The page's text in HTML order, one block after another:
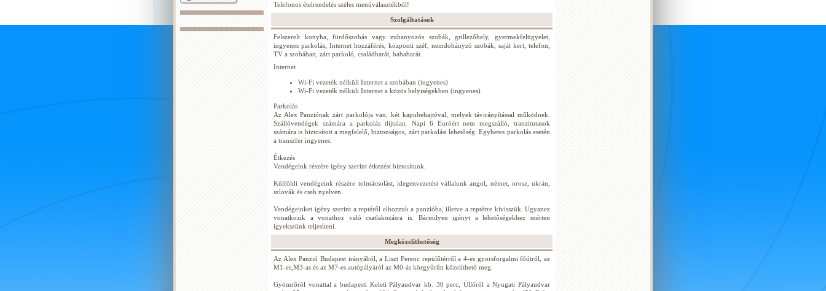
Telefonos ételrendelés széles menüválasztékból!
Szolgáltatások
Felszerelt konyha, fürdőszobás vagy zuhanyozós szobák, grillezőhely, gyermekfelügyelet,
ingyenes parkolás, Internet hozzáférés, központi széf, nemdohányzó szobák, saját kert, telefon,
TV a szobában, zárt parkoló, családbarát, bababarát.
Internet
Wi-Fi vezeték nélküli Internet a szobában (ingyenes)
Wi-Fi vezeték nélküli Internet a közös helyiségekben (ingyenes)
Parkolás
Az Alex Panziónak zárt parkolója van, két kapubehajtóval, melyek távirányítással működnek.
Szállóvendégek számára a parkolás díjtalan. Napi 6 Euróért nem megszálló, tranzitutasok
számára is biztosított a megfelelő, biztonságos, zárt parkolási lehetőség. Egyhetes parkolás esetén
a transzfer ingyenes.
Étkezés
Vendégeink részére igény szerint étkezést biztosítunk.
Külföldi vendégeink részére tolmácsolást, idegenvezetést vállalunk angol, német, orosz, ukrán,
szlovák és cseh nyelven.
Vendégeinket igény szerint a reptéről elhozzuk a panzióba, illetve a reptérre kivisszük. Ugyanez
vonatkozik a vonathoz való csatlakozásra is. Bármilyen igényt a lehetőségekhez mérten
igyekszünk teljesíteni.
Megközelíthetőség
Az Alex Panzió Budapest irányából, a Liszt Ferenc repülőtérről a 4-es gyorsforgalmi főútról, az
M1-es,M3-as és az M7-es autópályáról az M0-ás körgyűrűn közelíthető meg.
Gyömrőről vonattal a budapesti Keleti Pályaudvar kb. 30 perc, Üllőről a Nyugati Pályaudvar